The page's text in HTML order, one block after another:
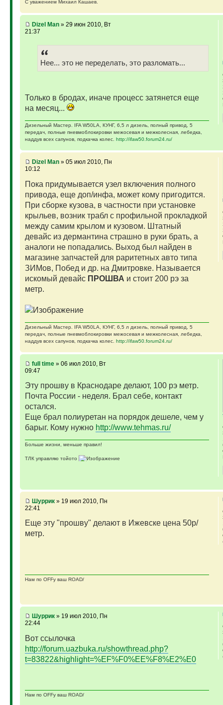
С уважением Михаил Кашаев.
Dizel Man» 29 июн 2010, Вт
21:37
Нее... это не переделать, это разломать...
Только в бродах, иначе процесс затянется еще
на месяц...
Дизельный Мастер. IFA W50LA, КУНГ, 6,5 л дизель, полный привод, 5
передач, полные пневмоблокировки межосевая и межколесная, лебедка,
наддув всех сапунов, подкачка колес. http://ifaw50.forum24.ru/
Dizel Man» 05 июл 2010, Пн
10:12
Пока придумывается узел включения полного
привода, еще доп/инфа, может кому пригодится.
При сборке кузова, в частности при установке
крыльев, возник трабл с профильной прокладкой
между самим крылом и кузовом. Штатный
девайс из дермантина страшно в руки брать, а
аналоги не попадались. Выход был найден в
магазине запчастей для раритетных авто типа
ЗИМов, Побед и др. на Дмитровке. Называется
искомый девайс ПРОШВА и стоит 200 рэ за
метр.
Дизельный Мастер. IFA W50LA, КУНГ, 6,5 л дизель, полный привод, 5
передач, полные пневмоблокировки межосевая и межколесная, лебедка,
наддув всех сапунов, подкачка колес. http://ifaw50.forum24.ru/
full time» 06 июл 2010, Вт
09:47
Эту прошву в Краснодаре делают, 100 рэ метр.
Почта России - неделя. Брал себе, контакт
остался.
Еще брал полиуретан на порядок дешеле, чем у
барыг. Кому нужно http://www.tehmas.ru/
Больше жизни, меньше правил!
ТЛК управляю тойото
Шуррик» 19 июл 2010, Пн
22:41
Еще эту "прошву" делают в Ижевске цена 50р/
метр.
Нам по OFFу ваш ROAD/
Шуррик» 19 июл 2010, Пн
22:44
Вот ссылочка
http://forum.uazbuka.ru/showthread.php?
t=83822&highlight=%EF%F0%EE%F8%E2%E0
Нам по OFFу ваш ROAD/